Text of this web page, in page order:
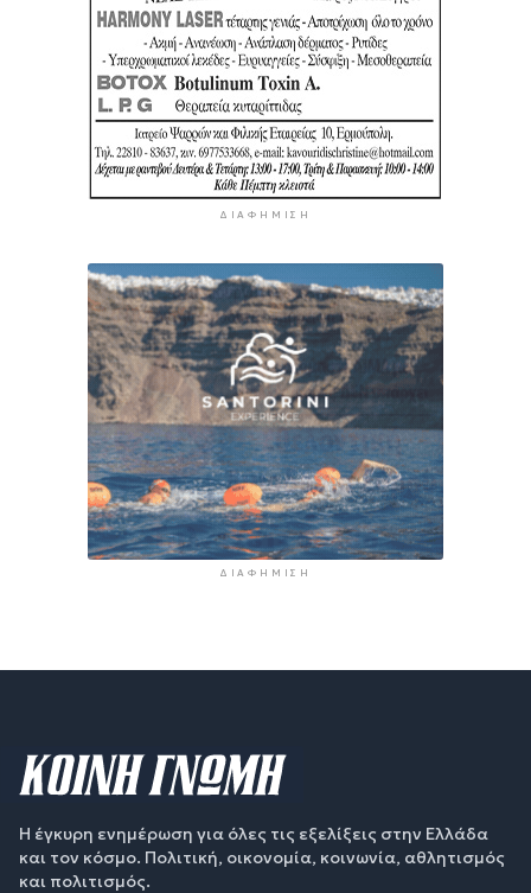
ΔΙΑΦΉΜΙΣΗ
ΔΙΑΦΉΜΙΣΗ
Η έγκυρη ενημέρωση για όλες τις εξελίξεις στην Ελλάδα
και τον κόσμο. Πολιτική, οικονομία, κοινωνία, αθλητισμός
και πολιτισμός.